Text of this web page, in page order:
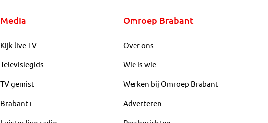
Media
Kijk live TV
Televisiegids
TV gemist
Brabant+
Omroep Brabant
Over ons
Wie is wie
Werken bij Omroep Brabant
Adverteren